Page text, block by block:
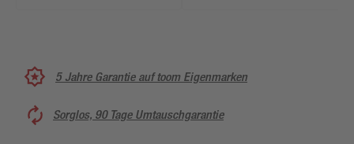
5 Jahre Garantie auf toom Eigenmarken
Sorglos, 90 Tage Umtauschgarantie